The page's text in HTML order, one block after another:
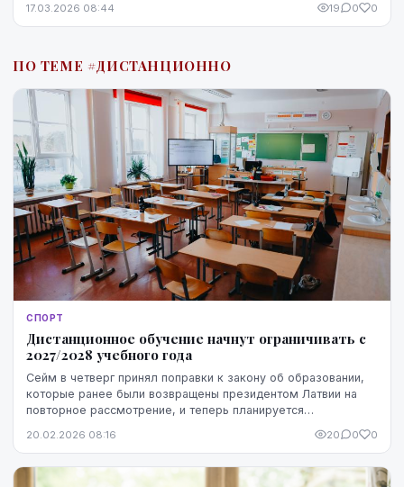
17.03.2026 08:44 19 0 0
ПО ТЕМЕ #ДИСТАНЦИОННО
СПОРТ
Дистанционное обучение начнут ограничивать с
2027/2028 учебного года
Сейм в четверг принял поправки к закону об образовании,
которые ранее были возвращены президентом Латвии на
повторное рассмотрение, и теперь планируется
20.02.2026 08:16 20 0 0